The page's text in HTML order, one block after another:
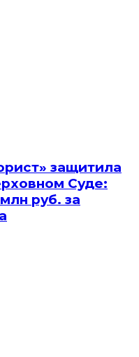
защитила
Суде:
руб. за